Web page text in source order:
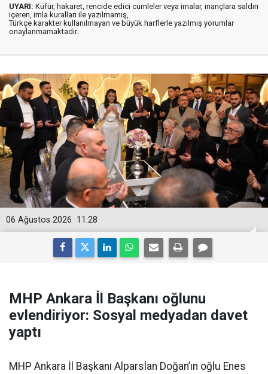
UYARI: Küfür, hakaret, rencide edici cümleler veya imalar, inançlara saldırı
içeren, imla kuralları ile yazılmamış,
Türkçe karakter kullanılmayan ve büyük harflerle yazılmış yorumlar
onaylanmamaktadır.
11:28
06 Ağustos 2026
MHP Ankara İl Başkanı oğlunu
evlendiriyor: Sosyal medyadan davet
yaptı
MHP Ankara İl Başkanı Alparslan Doğan’ın oğlu Enes